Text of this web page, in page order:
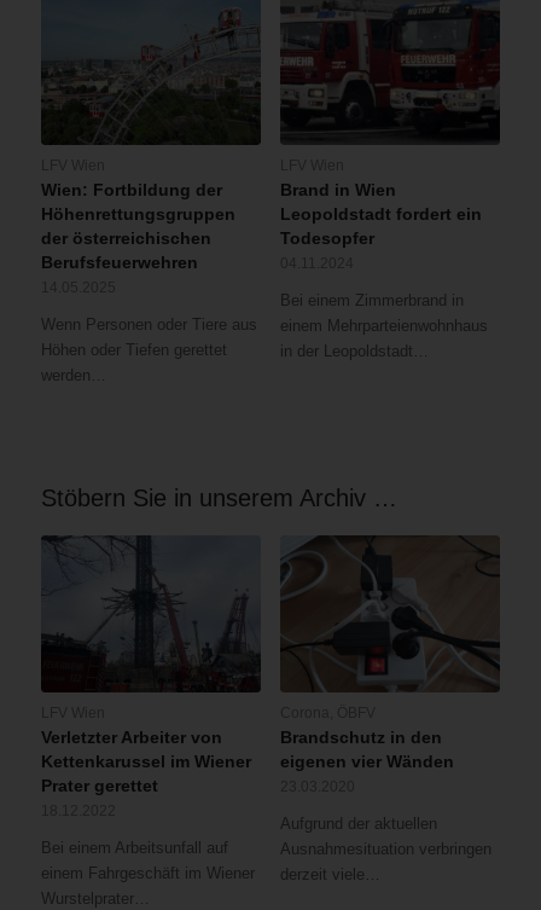
Wien: Fortbildung der
Höhenrettungsgruppen
der österreichischen
Berufsfeuerwehren
Wenn Personen oder Tiere aus
Höhen oder Tiefen gerettet
werden…
Brand in Wien
Leopoldstadt fordert ein
Todesopfer
Bei einem Zimmerbrand in
einem Mehrparteienwohnhaus
in der Leopoldstadt…
Stöbern Sie in unserem Archiv …
Verletzter Arbeiter von
Kettenkarussel im Wiener
Prater gerettet
Bei einem Arbeitsunfall auf
einem Fahrgeschäft im Wiener
Wurstelprater…
Brandschutz in den
eigenen vier Wänden
Aufgrund der aktuellen
Ausnahmesituation verbringen
derzeit viele…